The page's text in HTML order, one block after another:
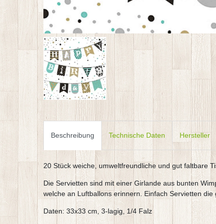
Beschreibung Technische Daten Hersteller
20 Stück weiche, umweltfreundliche und gut faltbare
Die Servietten sind mit einer Girlande aus bunten
welche an Luftballons erinnern. Einfach Servietten
Daten: 33x33 cm, 3-lagig, 1/4 Falz